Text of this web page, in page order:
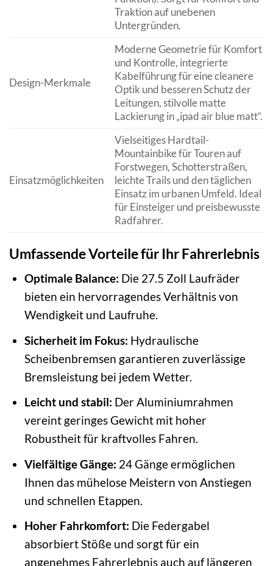
Traktion auf unebenen
Untergründen.
Design-Merkmale
Moderne Geometrie für Komfort
und Kontrolle, integrierte
Kabelführung für eine cleanere
Optik und besseren Schutz der
Leitungen, stilvolle matte
Lackierung in „ipad air blue matt“.
Einsatzmöglichkeiten
Vielseitiges Hardtail-
Mountainbike für Touren auf
Forstwegen, Schotterstraßen,
leichte Trails und den täglichen
Einsatz im urbanen Umfeld. Ideal
für Einsteiger und preisbewusste
Radfahrer.
Umfassende Vorteile für Ihr Fahrerlebnis
Optimale Balance: Die 27.5 Zoll Laufräder
bieten ein hervorragendes Verhältnis von
Wendigkeit und Laufruhe.
Sicherheit im Fokus: Hydraulische
Scheibenbremsen garantieren zuverlässige
Bremsleistung bei jedem Wetter.
Leicht und stabil: Der Aluminiumrahmen
vereint geringes Gewicht mit hoher
Robustheit für kraftvolles Fahren.
Vielfältige Gänge: 24 Gänge ermöglichen
Ihnen das mühelose Meistern von Anstiegen
und schnellen Etappen.
Hoher Fahrkomfort: Die Federgabel
absorbiert Stöße und sorgt für ein
angenehmes Fahrerlebnis auch auf längeren